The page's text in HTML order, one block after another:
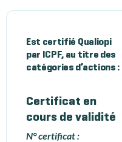
Est certifié Qualiopi
par ICPF, au titre des
catégories d’actions :
Certificat en
cours de validité
N° certificat :